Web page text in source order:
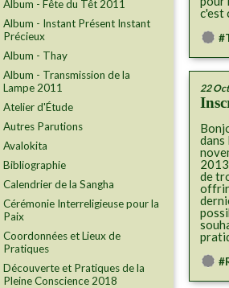
Album - Fête du Têt 2011
Album - Instant Présent Instant
Précieux
Album - Thay
Album - Transmission de la
Lampe 2011
Atelier d'Étude
Autres Parutions
Avalokita
Bibliographie
Calendrier de la Sangha
Cérémonie Interreligieuse pour la
Paix
Coordonnées et Lieux de
Pratiques
Découverte et Pratiques de la
Pleine Conscience 2018
c'est
22
dans
de